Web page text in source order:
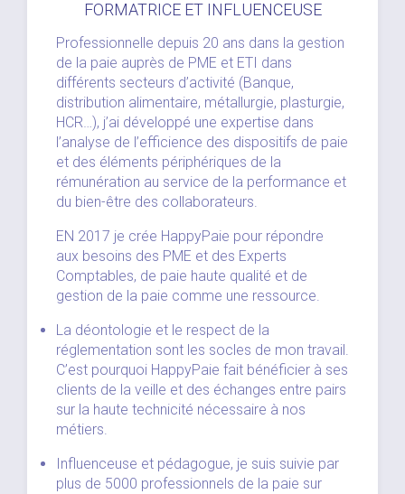
FORMATRICE ET INFLUENCEUSE
Professionnelle depuis 20 ans dans la gestion
de la paie auprès de PME et ETI dans
différents secteurs d’activité (Banque,
distribution alimentaire, métallurgie, plasturgie,
HCR…), j’ai développé une expertise dans
l’analyse de l’efficience des dispositifs de paie
et des éléments périphériques de la
rémunération au service de la performance et
du bien-être des collaborateurs.
EN 2017 je crée HappyPaie pour répondre
aux besoins des PME et des Experts
Comptables, de paie haute qualité et de
gestion de la paie comme une ressource.
La déontologie et le respect de la
réglementation sont les socles de mon travail.
C’est pourquoi HappyPaie fait bénéficier à ses
clients de la veille et des échanges entre pairs
sur la haute technicité nécessaire à nos
métiers.
Influenceuse et pédagogue, je suis suivie par
plus de 5000 professionnels de la paie sur